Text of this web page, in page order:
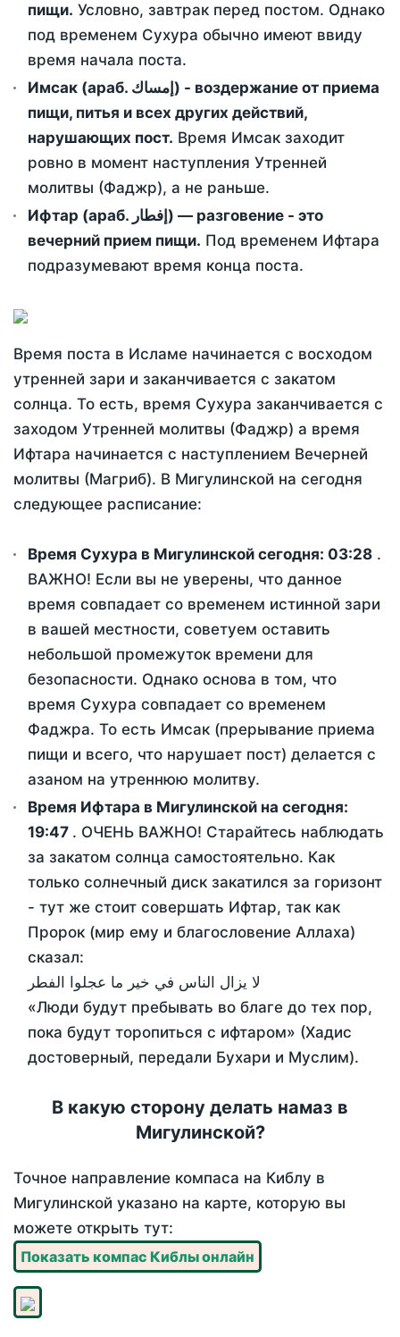
пищи. Условно, завтрак перед постом. Однако
под временем Сухура обычно имеют ввиду
время начала поста.
Имсак (араб. إمساك) - воздержание от приема
пищи, питья и всех других действий,
нарушающих пост. Время Имсак заходит
ровно в момент наступления Утренней
молитвы (Фаджр), а не раньше.
Ифтар (араб. إفطار) — разговение - это
вечерний прием пищи. Под временем Ифтара
подразумевают время конца поста.
Время поста в Исламе начинается с восходом
утренней зари и заканчивается с закатом
солнца. То есть, время Сухура заканчивается с
заходом Утренней молитвы (Фаджр) а время
Ифтара начинается с наступлением Вечерней
молитвы (Магриб). В Мигулинской на сегодня
следующее расписание:
Время Сухура в Мигулинской сегодня: 03:28 .
ВАЖНО! Если вы не уверены, что данное
время совпадает со временем истинной зари
в вашей местности, советуем оставить
небольшой промежуток времени для
безопасности. Однако основа в том, что
время Сухура совпадает со временем
Фаджра. То есть Имсак (прерывание приема
пищи и всего, что нарушает пост) делается с
азаном на утреннюю молитву.
Время Ифтара в Мигулинской на сегодня:
19:47 . ОЧЕНЬ ВАЖНО! Старайтесь наблюдать
за закатом солнца самостоятельно. Как
только солнечный диск закатился за горизонт
- тут же стоит совершать Ифтар, так как
Пророк (мир ему и благословение Аллаха)
сказал:
لا يزال الناس في خير ما عجلوا الفطر
«Люди будут пребывать во благе до тех пор,
пока будут торопиться с ифтаром» (Хадис
достоверный, передали Бухари и Муслим).
В какую сторону делать намаз в
Мигулинской?
Точное направление компаса на Киблу в
Мигулинской указано на карте, которую вы
можете открыть тут:
Показать компас Киблы онлайн